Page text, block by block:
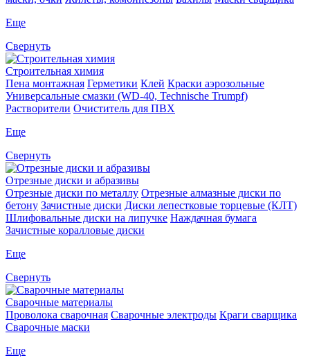
Еще
Свернуть
Строительная химия
Пена монтажная Герметики Клей Краски аэрозольные
Универсальные смазки (WD-40, Technische Trumpf)
Растворители Очиститель для ПВХ
Еще
Свернуть
Отрезные диски и абразивы
Отрезные диски по металлу Отрезные алмазные диски по
бетону Зачистные диски Диски лепестковые торцевые (КЛТ)
Шлифовальные диски на липучке Наждачная бумага
Зачистные коралловые диски
Еще
Свернуть
Сварочные материалы
Проволока сварочная Сварочные электроды Краги сварщика
Сварочные маски
Еще